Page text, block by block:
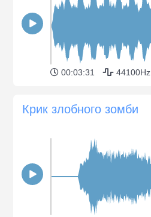
00:03:31 44100Hz
Крик злобного зомби